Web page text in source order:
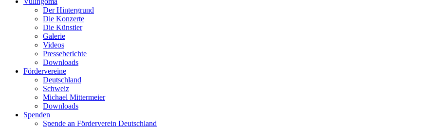
Der Hintergrund
Die Konzerte
Die Künstler
Galerie
Videos
Presseberichte
Downloads
Fördervereine
Deutschland
Schweiz
Michael Mittermeier
Downloads
Spenden
Spende an Förderverein Deutschland